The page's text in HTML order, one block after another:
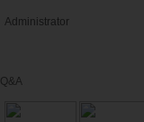
Administrator
Q&A